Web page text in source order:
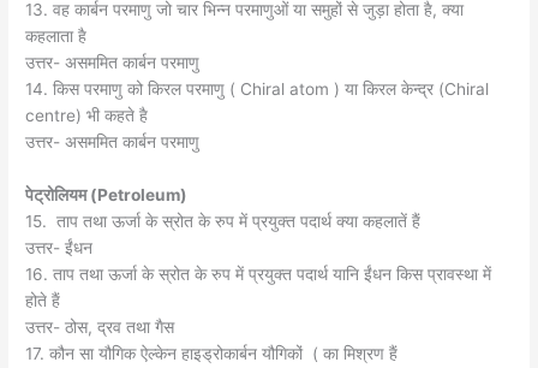
13. वह कार्बन परमाणु जो चार भिन्न परमाणुओं या समुहों से जुड़ा होता है, क्या
कहलाता है
उत्तर- असममित कार्बन परमाणु
14. किस परमाणु को किरल परमाणु ( Chiral atom ) या किरल केन्द्र (Chiral
centre) भी कहते है
उत्तर- असममित कार्बन परमाणु
पेट्रोलियम (Petroleum)
15. ताप तथा ऊर्जा के स्रोत के रुप में प्रयुक्त पदार्थ क्या कहलातें हैं
उत्तर- ईंधन
16. ताप तथा ऊर्जा के स्रोत के रुप में प्रयुक्त पदार्थ यानि ईंधन किस प्रावस्था में
होते हैं
उत्तर- ठोस, द्रव तथा गैस
17. कौन सा यौगिक ऐल्केन हाइड्रोकार्बन यौगिकों ( का मिश्रण हैं